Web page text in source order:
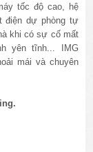
tốc độ cao, hệ
điện dự phòng tự
khi có sự cố mất
yên tĩnh... IMG
mái và chuyên